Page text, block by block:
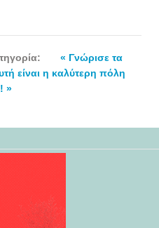
« Γνώρισε τα
είναι η καλύτερη πόλη
»